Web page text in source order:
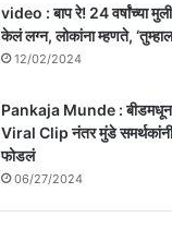
video : बाप रे! 24 वर्षांच्या
केलं लग्न, लोकांना म्हणते,
12/02/2024
Pankaja Munde : बीडमधून
Viral Clip नंतर मुंडे
फोडलं
06/27/2024